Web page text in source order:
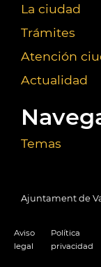
La ciudad
Trámites
Atención
Actualidad
Temas
Ajuntament de
Aviso
legal
Política
privacidad